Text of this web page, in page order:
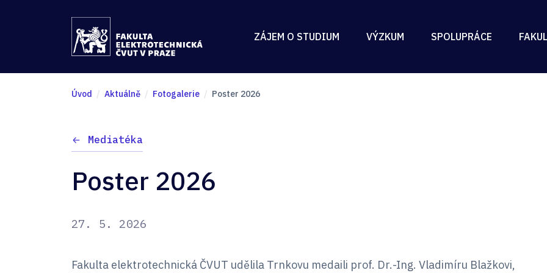
ZÁJEM O STUDIUM VÝZKUM SPOLUPRÁCE
Úvod Aktuálně Fotogalerie Poster 2026
Mediatéka
Poster 2026
27. 5. 2026
Fakulta elektrotechnická ČVUT udělila Trnkovu medaili prof. Dr.-Ing. Vladimíru Blažkovi,